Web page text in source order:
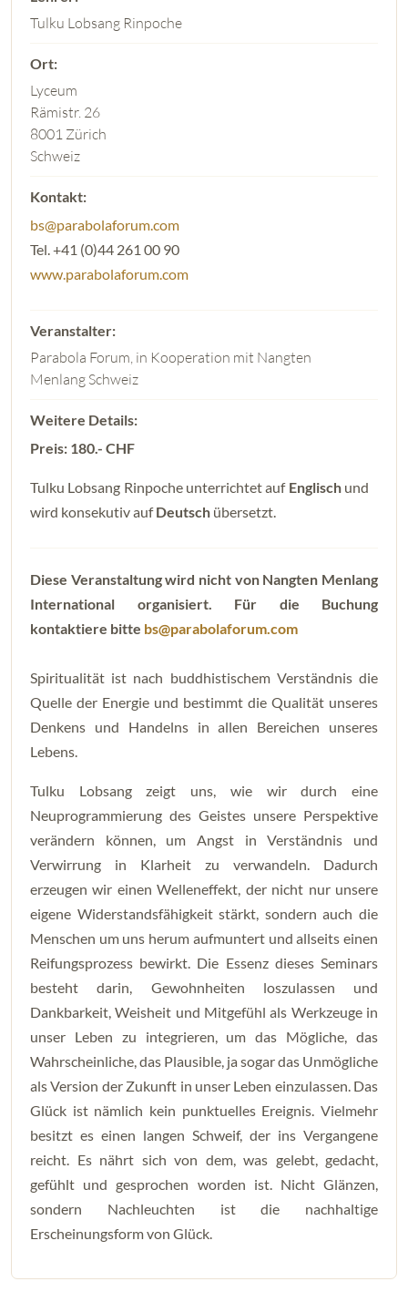
Tulku Lobsang Rinpoche
Lyceum
Rämistr. 26
8001 Zürich
Schweiz
bs@parabolaforum.com
Tel. +41 (0)44 261 00 90
www.parabolaforum.com
Parabola Forum, in Kooperation mit Nangten
Menlang Schweiz
Preis: 180.- CHF
Tulku Lobsang Rinpoche unterrichtet auf Englischund
wird konsekutiv aufDeutsch übersetzt.
Diese Veranstaltung wird nicht von Nangten Menlang
International organisiert. Für die Buchung
kontaktiere bitte bs@parabolaforum.com
Spiritualität ist nach buddhistischem Verständnis die
Quelle der Energie und bestimmt die Qualität unseres
Denkens und Handelns in allen Bereichen unseres
Lebens.
Tulku Lobsang zeigt uns, wie wir durch eine
Neuprogrammierung des Geistes unsere Perspektive
verändern können, um Angst in Verständnis und
Verwirrung in Klarheit zu verwandeln. Dadurch
erzeugen wir einen Welleneffekt, der nicht nur unsere
eigene Widerstandsfähigkeit stärkt, sondern auch die
Menschen um uns herum aufmuntert und allseits einen
Reifungsprozess bewirkt. Die Essenz dieses Seminars
besteht darin, Gewohnheiten loszulassen und
Dankbarkeit, Weisheit und Mitgefühl als Werkzeuge in
unser Leben zu integrieren, um das Mögliche, das
Wahrscheinliche, das Plausible, ja sogar das Unmögliche
als Version der Zukunft in unser Leben einzulassen. Das
Glück ist nämlich kein punktuelles Ereignis. Vielmehr
besitzt es einen langen Schweif, der ins Vergangene
reicht. Es nährt sich von dem, was gelebt, gedacht,
gefühlt und gesprochen worden ist. Nicht Glänzen,
sondern Nachleuchten ist die nachhaltige
Erscheinungsform von Glück.